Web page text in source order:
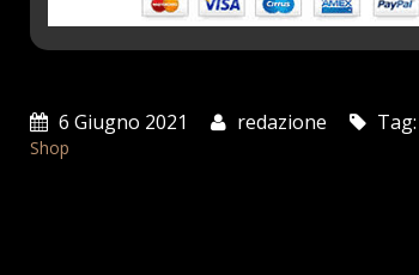
6 Giugno 2021 redazione Tag:
Shop